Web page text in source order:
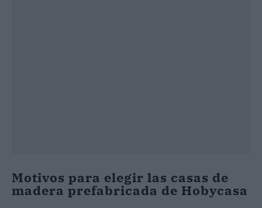
Motivos para elegir las casas de
madera prefabricada de Hobycasa